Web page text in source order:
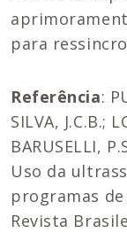
para
Referência:
SILVA, J.C.B.;
BARUSELLI,
Uso da
programas de
Revista